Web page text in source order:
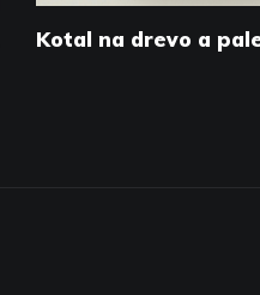
Kotal na drevo a